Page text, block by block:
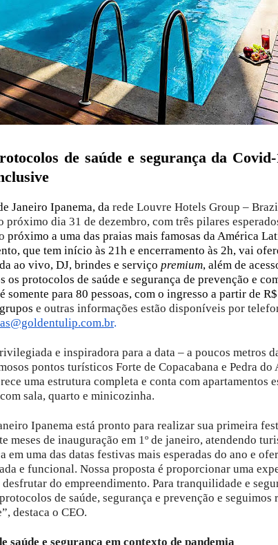
de saúde e segurança da
Janeiro Ipanema, da rede Louvre Hotels Group –
próximo dia 31 de dezembro, com três pilares
próximo a uma das praias mais famosas da América
que tem início às 21h e encerramento às 2h, vai
ao vivo, DJ, brindes e serviço premium, além de
os protocolos de saúde e segurança de prevenção e
somente para 80 pessoas, com o ingresso a partir de
e outras informações estão disponíveis por
lip.com.br.
e inspiradora para a data – a poucos metros
pontos turísticos Forte de Copacabana e Pedra do
uma estrutura completa e conta com apartamentos
sala, quarto e minicozinha.
Ipanema está pronto para realizar sua primeira
meses de inauguração em 1º de janeiro, atendendo
em uma das datas festivas mais esperadas do ano e
e funcional. Nossa proposta é proporcionar uma
desfrutar do empreendimento. Para tranquilidade e
de saúde, segurança e prevenção e seguimos
destaca o CEO.
saúde e segurança em contexto de pandemia